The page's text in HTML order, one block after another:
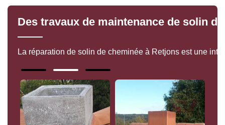
Des travaux de maintenance de solin
La réparation de solin de cheminée à Retjons est une